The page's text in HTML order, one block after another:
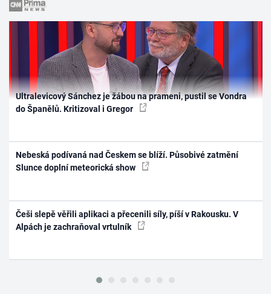
Ultralevicový Sánchez je žábou na prameni, pustil se Vondra
do Španělů. Kritizoval i Gregor
Nebeská podívaná nad Českem se blíží. Působivé zatmění
Slunce doplní meteorická show
Češi slepě věřili aplikaci a přecenili síly, píší v Rakousku. V
Alpách je zachraňoval vrtulník